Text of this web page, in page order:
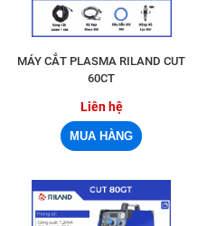
MÁY CẮT PLASMA RILAND CUT
60CT
Liên hệ